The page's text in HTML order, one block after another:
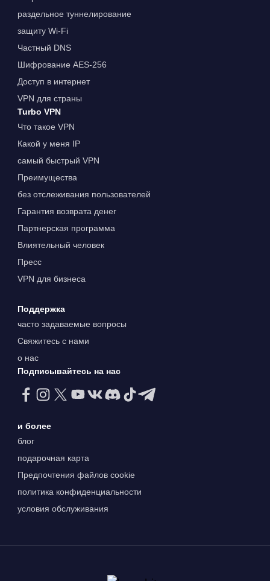
раздельное туннелирование
защиту Wi-Fi
Частный DNS
Шифрование AES-256
Доступ в интернет
VPN для страны
Turbo VPN
Что такое VPN
Какой у меня IP
самый быстрый VPN
Преимущества
без отслеживания пользователей
Гарантия возврата денег
Партнерская программа
Влиятельный человек
Пресс
VPN для бизнеса
Поддержка
часто задаваемые вопросы
Свяжитесь с нами
о нас
Подписывайтесь на нас
и более
блог
подарочная карта
Предпочтения файлов cookie
политика конфиденциальности
условия обслуживания